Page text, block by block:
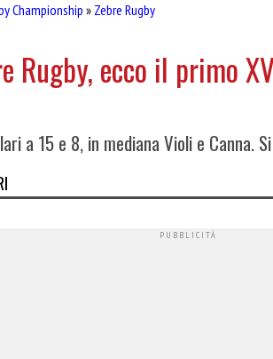
Championship » Zebre Rugby
Rugby, ecco il primo
a 15 e 8, in mediana Violi e Canna.